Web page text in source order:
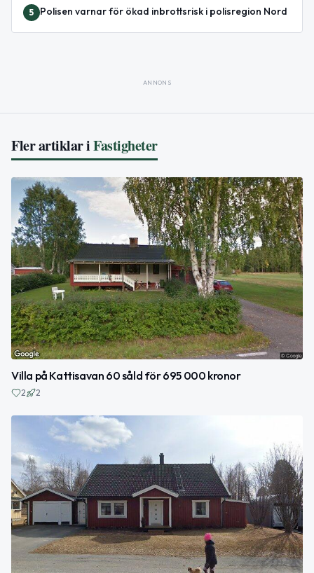
5 Polisen varnar för ökad inbrottsrisk i polisregion Nord
ANNONS
Fler artiklar iFastigheter
Villa på Kattisavan 60 såld för 695 000 kronor
2 2